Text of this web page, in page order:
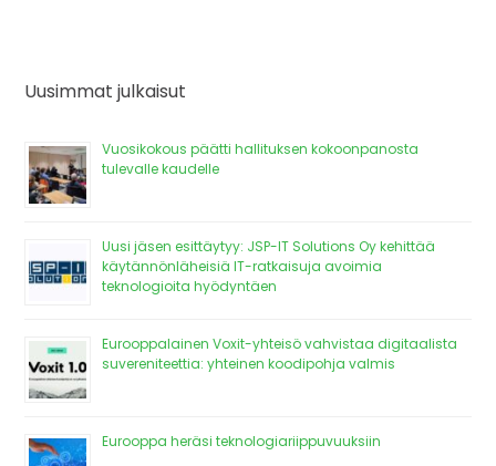
Uusimmat julkaisut
Vuosikokous päätti hallituksen kokoonpanosta
tulevalle kaudelle
Uusi jäsen esittäytyy: JSP-IT Solutions Oy kehittää
käytännönläheisiä IT-ratkaisuja avoimia
teknologioita hyödyntäen
Eurooppalainen Voxit-yhteisö vahvistaa digitaalista
suvereniteettia: yhteinen koodipohja valmis
Eurooppa heräsi teknologiariippuvuuksiin